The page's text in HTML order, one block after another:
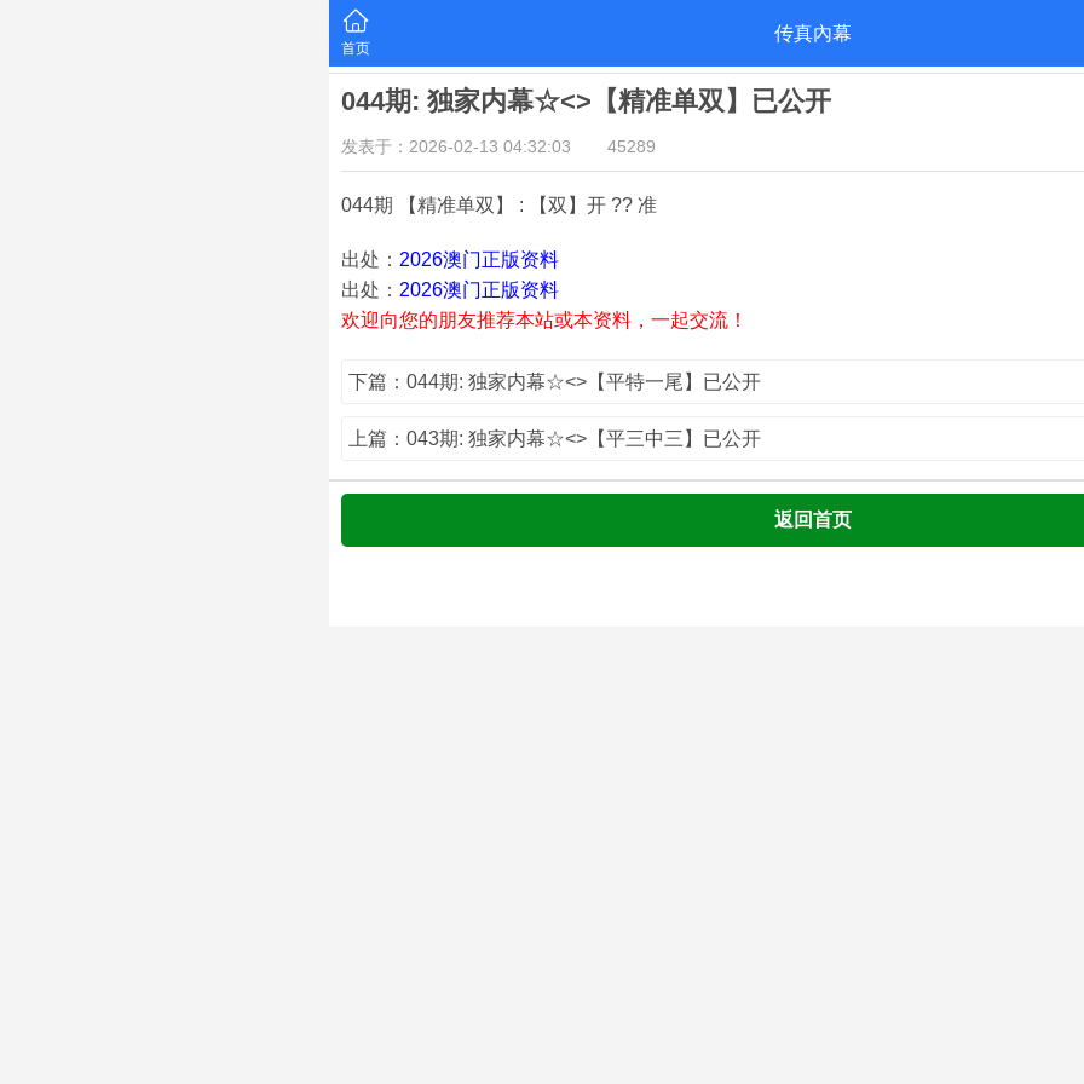
首页
传真內幕
044期: 独家内幕☆<>【精准单双】已公开
发表于：2026-02-13 04:32:03 45289
044期 【精准单双】 : 【双】开 ?? 准
出处： 2026澳门正版资料
出处： 2026澳门正版资料
欢迎向您的朋友推荐本站或本资料，一起交流！
下篇：044期: 独家内幕☆<>【平特一尾】已公开
上篇：043期: 独家内幕☆<>【平三中三】已公开
返回首页